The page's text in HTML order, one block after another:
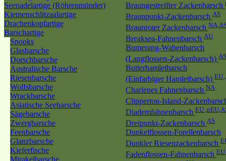
Seenadelartige (Röhrenmünder)
Kiemenschlitzaalartige
Drachenkopfartige
Barschartige
Snooks
Glasbarsche
Dorschbarsche
Australische Barsche
Riesenbarsche
Wolfsbarsche
Wrackbarsche
Asiatische Seebarsche
Sägebarsche
Zwergbarsche
Feenbarsche
Glanzbarsche
Kieferfische
Mirakelbarsche
Braungestreifter Zackenbarsch
Braunpunkt-Zackenbarsch AS
Braunroter Zackenbarsch
Breaksea-Fahnenbarsch AU
Bumerang-Wabenbarsch
(Langflossen-Zackenbarsch) AS
Butterhamletbarsch
(Einfarbiger Hamletbarsch) EU
Charlenes Fahnenbarsch NA
Clipperton-Island-
Diademfahnenbarsch EU
Dreipunkt-Zackenbarsch AS
Dunkelflossen-Forellenbarsch
Dunkler Riesenzackenbarsch
Fadenflossen-Fahnenbarsch